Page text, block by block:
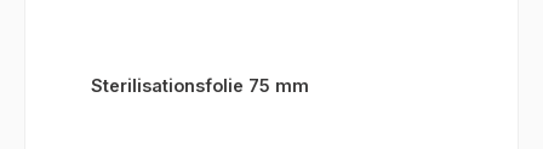
Sterilisationsfolie 75 mm